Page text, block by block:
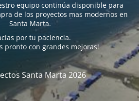
equipo continúa disponible para
de los proyectos mas modernos en
Santa Marta.
por tu paciencia.
pronto con grandes mejoras!
Santa Marta 2026